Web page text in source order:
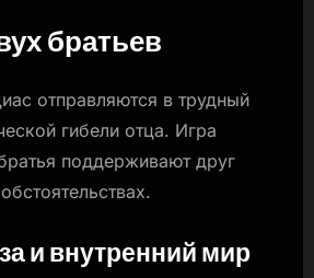
братьев
отправляются в трудный
гибели отца. Игра
поддерживают друг
и внутренний мир